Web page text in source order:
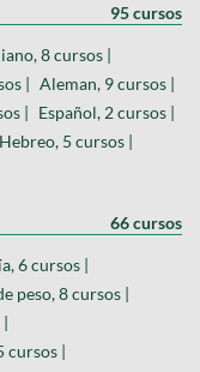
95 cursos
8 cursos |
| Aleman, 9 cursos |
| Español, 2 cursos |
Hebreo, 5 cursos |
66 cursos
6 cursos |
peso, 8 cursos |
cursos |